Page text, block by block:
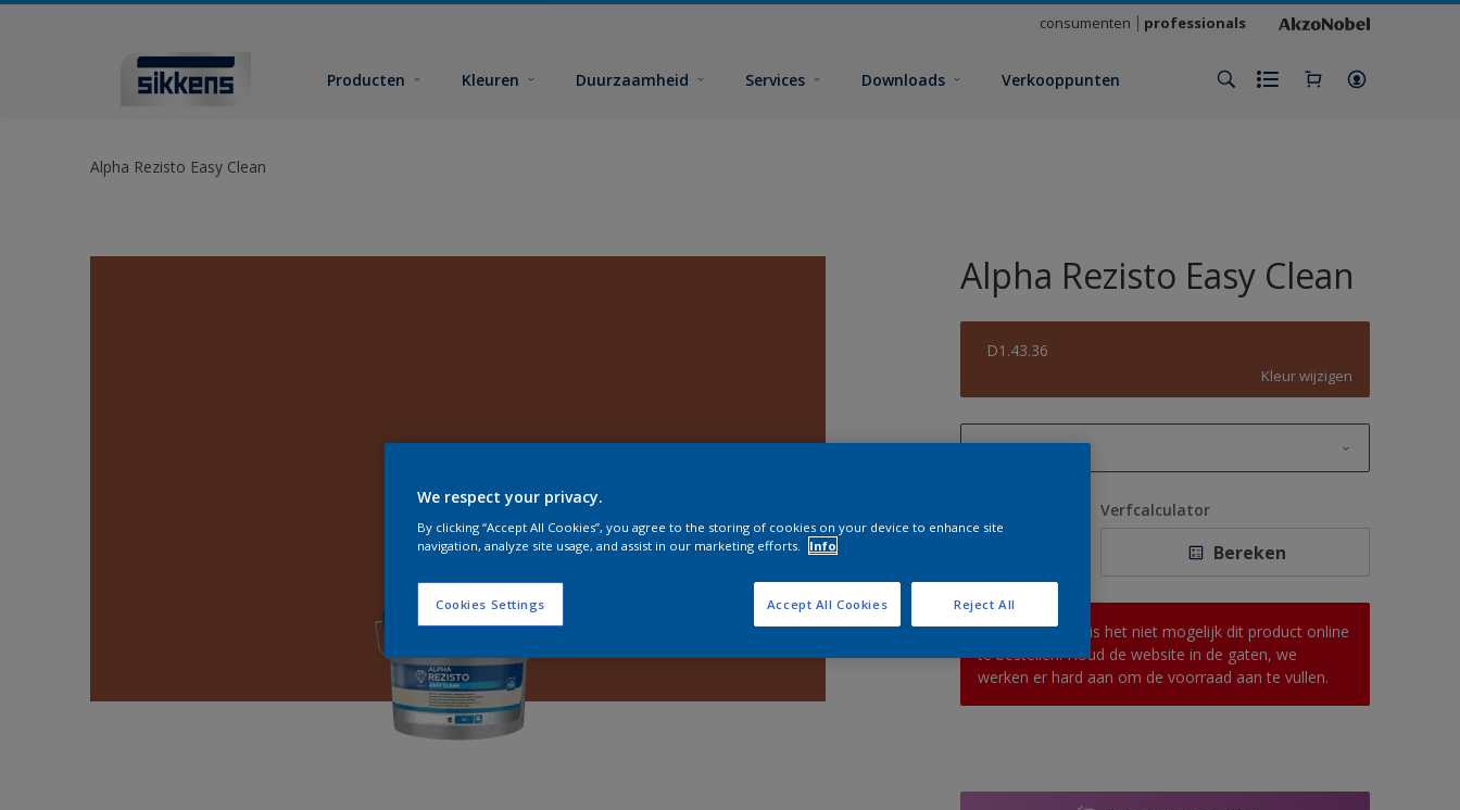
consumenten professionals
Producten Kleuren Duurzaamheid Services Downloads Verkooppunten
Alpha Rezisto Easy Clean
Alpha Rezisto Easy Clean
D1.43.36
Kleur wijzigen
1 L
2,5 L
10 L
Verfcalculator
Bereken
Op dit moment is het niet mogelijk dit product online
te bestellen. Houd de website in de gaten, we
werken er hard aan om de voorraad aan te vullen.
We respect your privacy.
By clicking “Accept All Cookies”, you agree to the storing of cookies on your device to enhance site
navigation, analyze site usage, and assist in our marketing efforts.
Info
Cookies Settings Reject All
Accept All Cookies